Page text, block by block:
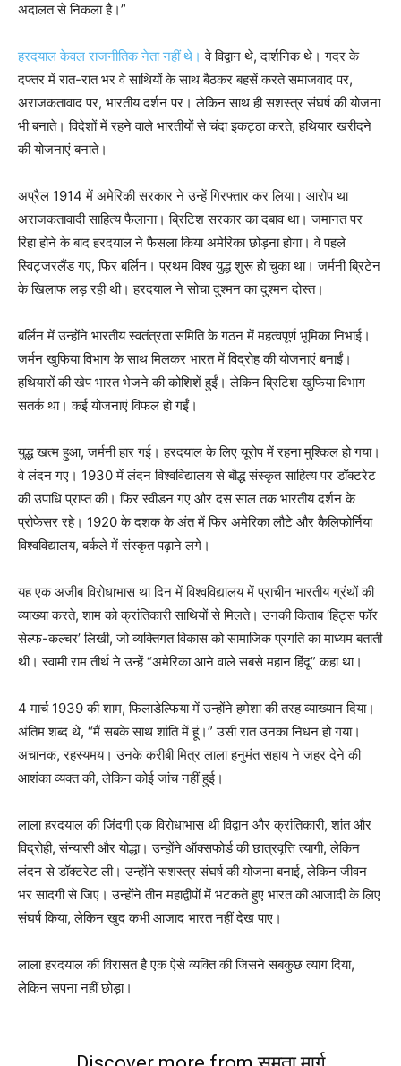
अदालत से निकला है।”
हरदयाल केवल राजनीतिक नेता नहीं थे। वे विद्वान थे, दार्शनिक थे। गदर के
दफ्तर में रात-रात भर वे साथियों के साथ बैठकर बहसें करते समाजवाद पर,
अराजकतावाद पर, भारतीय दर्शन पर। लेकिन साथ ही सशस्त्र संघर्ष की योजना
भी बनाते। विदेशों में रहने वाले भारतीयों से चंदा इकट्ठा करते, हथियार खरीदने
की योजनाएं बनाते।
अप्रैल 1914 में अमेरिकी सरकार ने उन्हें गिरफ्तार कर लिया। आरोप था
अराजकतावादी साहित्य फैलाना। ब्रिटिश सरकार का दबाव था। जमानत पर
रिहा होने के बाद हरदयाल ने फैसला किया अमेरिका छोड़ना होगा। वे पहले
स्विट्जरलैंड गए, फिर बर्लिन। प्रथम विश्व युद्ध शुरू हो चुका था। जर्मनी ब्रिटेन
के खिलाफ लड़ रही थी। हरदयाल ने सोचा दुश्मन का दुश्मन दोस्त।
बर्लिन में उन्होंने भारतीय स्वतंत्रता समिति के गठन में महत्वपूर्ण भूमिका निभाई।
जर्मन खुफिया विभाग के साथ मिलकर भारत में विद्रोह की योजनाएं बनाईं।
हथियारों की खेप भारत भेजने की कोशिशें हुईं। लेकिन ब्रिटिश खुफिया विभाग
सतर्क था। कई योजनाएं विफल हो गईं।
युद्ध खत्म हुआ, जर्मनी हार गई। हरदयाल के लिए यूरोप में रहना मुश्किल हो गया।
वे लंदन गए। 1930 में लंदन विश्वविद्यालय से बौद्ध संस्कृत साहित्य पर डॉक्टरेट
की उपाधि प्राप्त की। फिर स्वीडन गए और दस साल तक भारतीय दर्शन के
प्रोफेसर रहे। 1920 के दशक के अंत में फिर अमेरिका लौटे और कैलिफोर्निया
विश्वविद्यालय, बर्कले में संस्कृत पढ़ाने लगे।
यह एक अजीब विरोधाभास था दिन में विश्वविद्यालय में प्राचीन भारतीय ग्रंथों की
व्याख्या करते, शाम को क्रांतिकारी साथियों से मिलते। उनकी किताब ‘हिंट्स फॉर
सेल्फ-कल्चर’ लिखी, जो व्यक्तिगत विकास को सामाजिक प्रगति का माध्यम बताती
थी। स्वामी राम तीर्थ ने उन्हें “अमेरिका आने वाले सबसे महान हिंदू” कहा था।
4 मार्च 1939 की शाम, फिलाडेल्फिया में उन्होंने हमेशा की तरह व्याख्यान दिया।
अंतिम शब्द थे, “मैं सबके साथ शांति में हूं।” उसी रात उनका निधन हो गया।
अचानक, रहस्यमय। उनके करीबी मित्र लाला हनुमंत सहाय ने जहर देने की
आशंका व्यक्त की, लेकिन कोई जांच नहीं हुई।
लाला हरदयाल की जिंदगी एक विरोधाभास थी विद्वान और क्रांतिकारी, शांत और
विद्रोही, संन्यासी और योद्धा। उन्होंने ऑक्सफोर्ड की छात्रवृत्ति त्यागी, लेकिन
लंदन से डॉक्टरेट ली। उन्होंने सशस्त्र संघर्ष की योजना बनाई, लेकिन जीवन
भर सादगी से जिए। उन्होंने तीन महाद्वीपों में भटकते हुए भारत की आजादी के लिए
संघर्ष किया, लेकिन खुद कभी आजाद भारत नहीं देख पाए।
लाला हरदयाल की विरासत है एक ऐसे व्यक्ति की जिसने सबकुछ त्याग दिया,
लेकिन सपना नहीं छोड़ा।